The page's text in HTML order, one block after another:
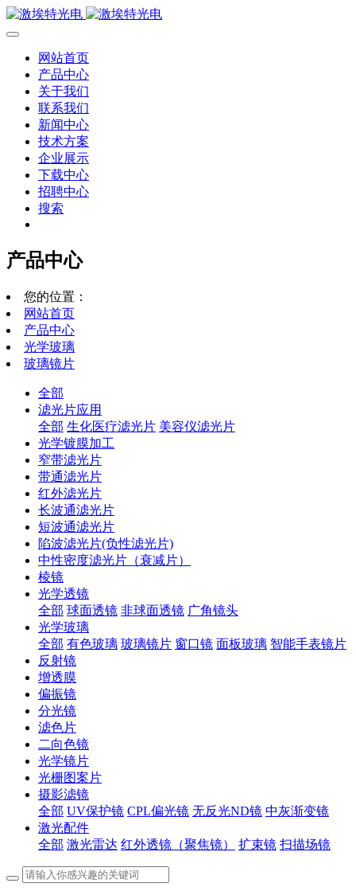
网站首页
产品中心
关于我们
联系我们
新闻中心
技术方案
企业展示
下载中心
招聘中心
搜索
产品中心
您的位置：
网站首页
产品中心
光学玻璃
玻璃镜片
全部
滤光片应用
全部 生化医疗滤光片 美容仪滤光片
光学镀膜加工
窄带滤光片
带通滤光片
红外滤光片
长波通滤光片
短波通滤光片
陷波滤光片(负性滤光片)
中性密度滤光片（衰减片）
棱镜
光学透镜
全部 球面透镜 非球面透镜 广角镜头
光学玻璃
全部 有色玻璃 玻璃镜片 窗口镜 面板玻璃 智能手表镜片
反射镜
增透膜
偏振镜
分光镜
滤色片
二向色镜
光学镜片
光栅图案片
摄影滤镜
全部 UV保护镜 CPL偏光镜 无反光ND镜 中灰渐变镜
激光配件
全部 激光雷达 红外透镜（聚焦镜） 扩束镜 扫描场镜